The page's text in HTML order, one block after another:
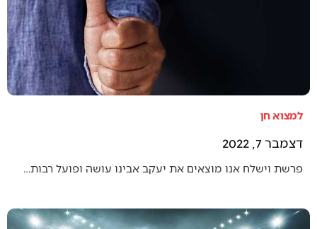
למצוא חן
דצמבר 7, 2022
פרשת וישלח אנו מוצאים את יעקב אבינו עושה ופועל רבות…